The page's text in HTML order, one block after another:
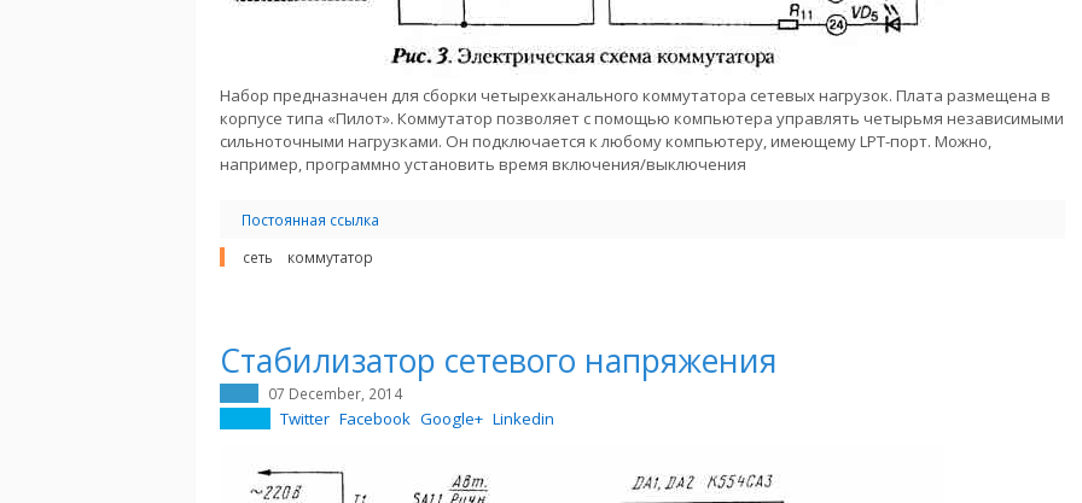
Набор предназначен для сборки четырехканального коммутатора сетевых нагрузок. Плата размещена в
корпусе типа «Пилот». Коммутатор позволяет с помощью компьютера управлять четырьмя независимыми
сильноточными нагрузками. Он подключается к любому компьютеру, имеющему LPT-порт. Можно,
например, программно установить время включения/выключения
Постоянная ссылка
сеть
коммутатор
Стабилизатор сетевого напряжения
07 December, 2014
Twitter Facebook Google+ Linkedin